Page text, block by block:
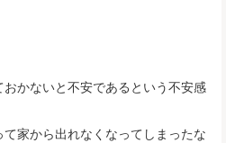
かないと不安であるという不安感
家から出れなくなってしまったな